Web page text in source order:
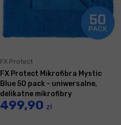
FX Protect
FX Protect Mikrofibra Mystic
Blue 50 pack - uniwersalne,
delikatne mikrofibry
499,90 zł